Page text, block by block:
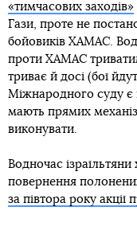
«тимчасових заходів»
Гази, проте не
бойовиків ХАМАС.
проти ХАМАС
триває й досі (бої
Міжнародного суду є
мають прямих
виконувати.
Водночас
повернення
за півтора року акції